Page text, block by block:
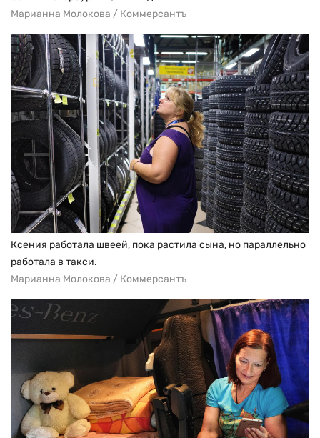
Марианна Молокова / Коммерсантъ
Ксения работала швеей, пока растила сына, но параллельно
работала в такси.
Марианна Молокова / Коммерсантъ